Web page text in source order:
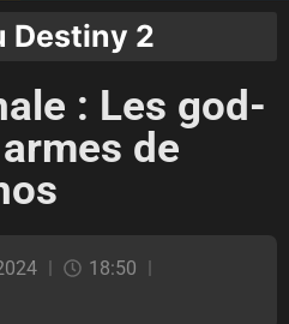
Destiny 2
: Les god-
de
18:50